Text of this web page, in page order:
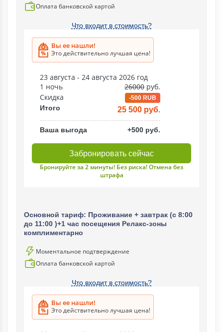
Оплата банковской картой
Что входит в стоимость?
Вы ее нашли!
Это действительно лучшая цена!
23 августа - 24 августа 2026 год
1 ночь
26000 руб.
Скидка
-500 RUB
Итого 25 500 руб.
Ваша выгода +500 руб.
Забронировать сейчас
Бронируйте за 2 минуты! Без риска! Отмена без
штрафа
Основной тариф: Проживание + завтрак (с 8:00
до 11:00 )+1 час посещения Релакс-зоны
комплиментарно
Моментальное подтверждение
Оплата банковской картой
Что входит в стоимость?
Вы ее нашли!
Это действительно лучшая цена!